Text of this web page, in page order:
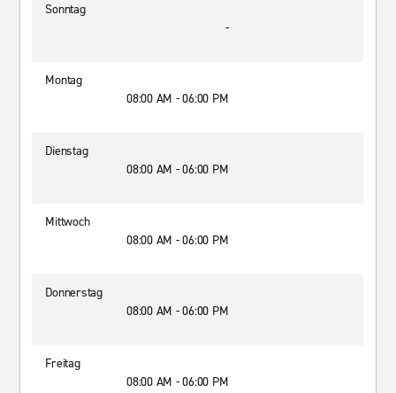
Sonntag
-
Montag
08:00 AM - 06:00 PM
Dienstag
08:00 AM - 06:00 PM
Mittwoch
08:00 AM - 06:00 PM
Donnerstag
08:00 AM - 06:00 PM
Freitag
08:00 AM - 06:00 PM